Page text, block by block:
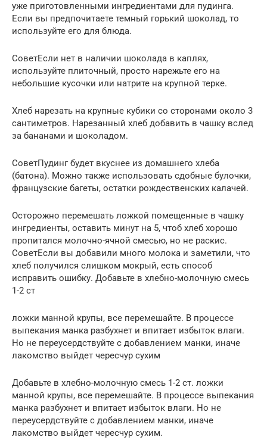
уже приготовленными ингредиентами для пудинга.
Если вы предпочитаете темный горький шоколад, то
используйте его для блюда.
СоветЕсли нет в наличии шоколада в каплях,
используйте плиточный, просто нарежьте его на
небольшие кусочки или натрите на крупной терке.
Хлеб нарезать на крупные кубики со сторонами около 3
сантиметров. Нарезанный хлеб добавить в чашку вслед
за бананами и шоколадом.
СоветПудинг будет вкуснее из домашнего хлеба
(батона). Можно также использовать сдобные булочки,
французские багеты, остатки рождественских калачей.
Осторожно перемешать ложкой помещенные в чашку
ингредиенты, оставить минут на 5, чтоб хлеб хорошо
пропитался молочно-ячной смесью, но не раскис.
СоветЕсли вы добавили много молока и заметили, что
хлеб получился слишком мокрый, есть способ
исправить ошибку. Добавьте в хлебно-молочную смесь
1-2 ст
ложки манной крупы, все перемешайте. В процессе
выпекания манка разбухнет и впитает избыток влаги.
Но не переусердствуйте с добавлением манки, иначе
лакомство выйдет чересчур сухим
Добавьте в хлебно-молочную смесь 1-2 ст. ложки
манной крупы, все перемешайте. В процессе выпекания
манка разбухнет и впитает избыток влаги. Но не
переусердствуйте с добавлением манки, иначе
лакомство выйдет чересчур сухим.